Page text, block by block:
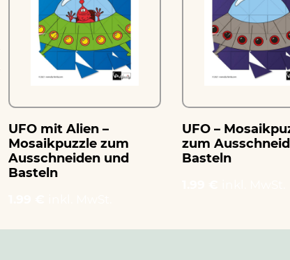
UFO mit Alien –
Mosaikpuzzle zum
Ausschneiden und
Basteln
UFO –
zum
Basteln